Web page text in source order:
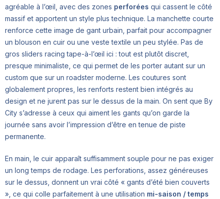
agréable à l’œil, avec des zones perforées qui cassent le côté
massif et apportent un style plus technique. La manchette courte
renforce cette image de gant urbain, parfait pour accompagner
un blouson en cuir ou une veste textile un peu stylée. Pas de
gros sliders racing tape-à-l’œil ici : tout est plutôt discret,
presque minimaliste, ce qui permet de les porter autant sur un
custom que sur un roadster moderne. Les coutures sont
globalement propres, les renforts restent bien intégrés au
design et ne jurent pas sur le dessus de la main. On sent que By
City s’adresse à ceux qui aiment les gants qu’on garde la
journée sans avoir l’impression d’être en tenue de piste
permanente.
En main, le cuir apparaît suffisamment souple pour ne pas exiger
un long temps de rodage. Les perforations, assez généreuses
sur le dessus, donnent un vrai côté « gants d’été bien couverts
», ce qui colle parfaitement à une utilisation mi-saison / temps